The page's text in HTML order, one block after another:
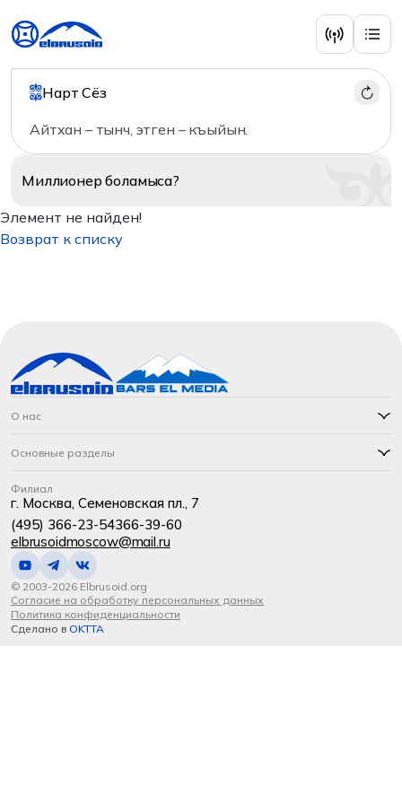
Нарт Сёз
Айтхан – тынч, этген – къыйын.
Миллионерболамыса?
Элемент не найден!
Возврат к списку
О нас
Основные разделы
Филиал
г. Москва, Семеновская пл., 7
(495) 366-23-54366-39-60
elbrusoidmoscow@mail.ru
© 2003-2026 Elbrusoid.org
Согласие на обработку персональных данных
Политика конфиденциальности
Сделано в OKTTA